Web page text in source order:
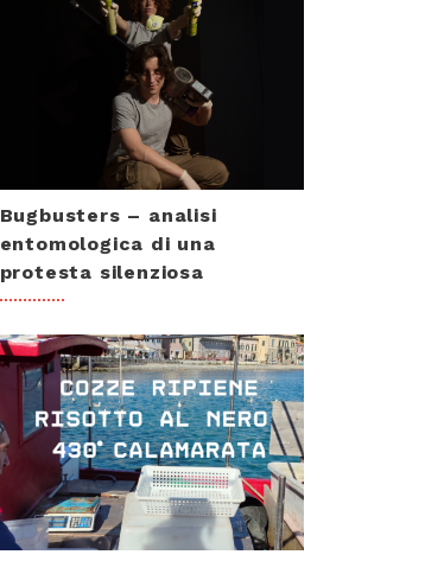
Bugbusters – analisi
entomologica di una
protesta silenziosa